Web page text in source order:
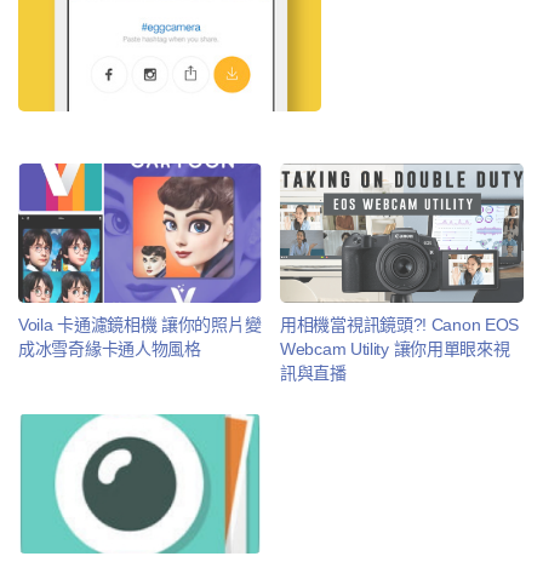
Voila 卡通濾鏡相機 讓你的照片變
成冰雪奇緣卡通人物風格
用相機當視訊鏡頭?! Canon EOS
Webcam Utility 讓你用單眼來視
訊與直播